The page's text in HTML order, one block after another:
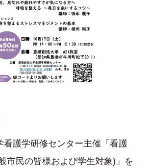
看護学研修センター主催「看護
市民の皆様および学生対象)」を